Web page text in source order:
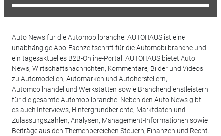
Auto News für die Automobilbranche: AUTOHAUS ist eine
unabhängige Abo-Fachzeitschrift für die Automobilbranche und
ein tagesaktuelles B2B-Online-Portal. AUTOHAUS bietet Auto
News, Wirtschaftsnachrichten, Kommentare, Bilder und Videos
zu Automodellen, Automarken und Autoherstellern,
Automobilhandel und Werkstätten sowie Branchendienstleistern
für die gesamte Automobilbranche. Neben den Auto News gibt
es auch Interviews, Hintergrundberichte, Marktdaten und
Zulassungszahlen, Analysen, Management-Informationen sowie
Beiträge aus den Themenbereichen Steuern, Finanzen und Recht.